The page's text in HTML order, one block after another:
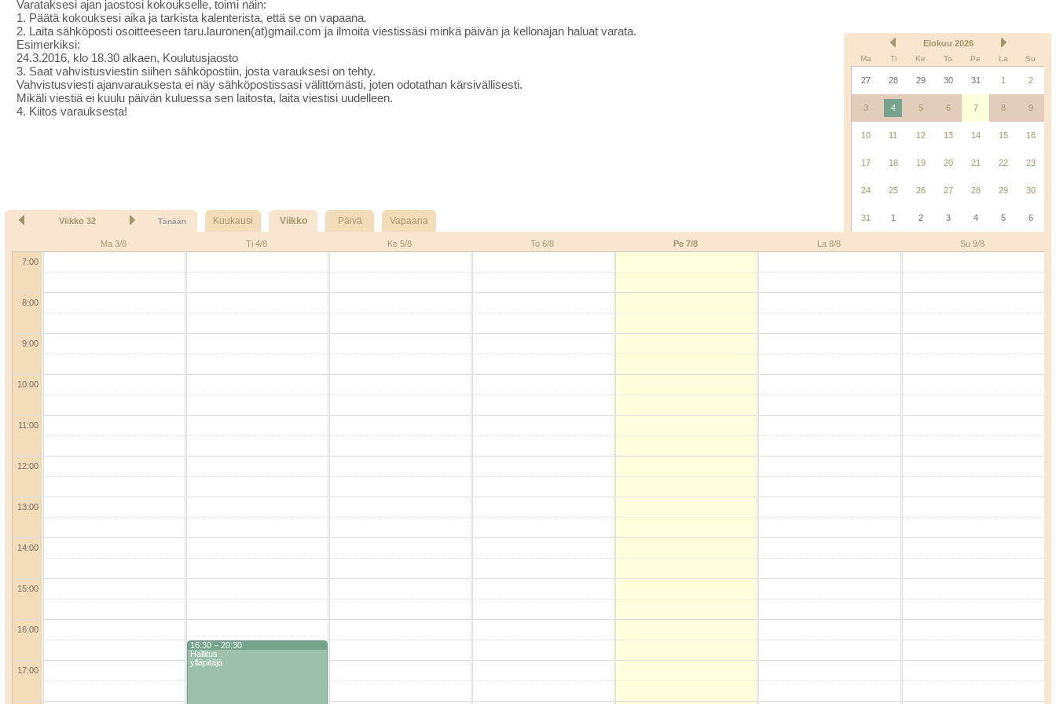
Varataksesi ajan jaostosi kokoukselle, toimi näin:
1. Päätä kokouksesi aika ja tarkista kalenterista, että se on vapaana.
2. Laita sähköposti osoitteeseen taru.lauronen(at)gmail.com ja ilmoita viestissäsi minkä päivän ja kellonajan haluat varata.
Esimerkiksi:
24.3.2016, klo 18.30 alkaen, Koulutusjaosto
3. Saat vahvistusviestin siihen sähköpostiin, josta varauksesi on tehty.
Vahvistusviesti ajanvarauksesta ei näy sähköpostissasi välittömästi, joten odotathan kärsivällisesti.
Mikäli viestiä ei kuulu päivän kuluessa sen laitosta, laita viestisi uudelleen.
4. Kiitos varauksesta!
Elokuu 2026
Ma Ti Ke To Pe La Su
27 28 29 30 31 1 2
3 4 5 6 7 8 9
10 11 12 13 14 15 16
17 18 19 20 21 22 23
24 25 26 27 28 29 30
31 1 2 3 4 5 6
Viikko 32 Tänään Kuukausi Viikko Päivä Vapaana
Ma 3/8 Ti 4/8 Ke 5/8 To 6/8 Pe 7/8 La 8/8
Su 9/8
7:00
8:00
9:00
10:00
11:00
12:00
13:00
14:00
15:00
16:00
17:00
16:30 − 20:30
Hallitus
ylläpitäjä